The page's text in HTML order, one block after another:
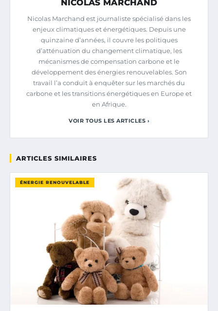
NICOLAS MARCHAND
Nicolas Marchand est journaliste spécialisé dans les
enjeux climatiques et énergétiques. Depuis une
quinzaine d’années, il couvre les politiques
d’atténuation du changement climatique, les
mécanismes de compensation carbone et le
développement des énergies renouvelables. Son
travail l’a conduit à enquêter sur les marchés du
carbone et les transitions énergétiques en Europe et
en Afrique.
VOIR TOUS LES ARTICLES ›
ARTICLES SIMILAIRES
ÉNERGIE RENOUVELABLE